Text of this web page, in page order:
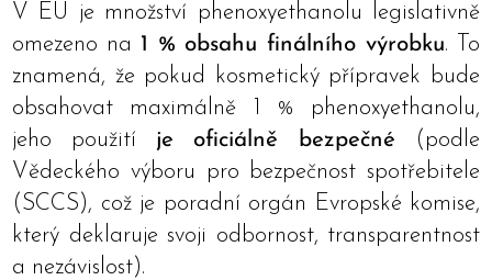
V EU je množství phenoxyethanolu legislativně
omezeno na 1 % obsahu finálního výrobku. To
znamená, že pokud kosmetický přípravek bude
obsahovat maximálně 1 % phenoxyethanolu,
jeho použití je oficiálně bezpečné (podle
Vědeckého výboru pro bezpečnost spotřebitele
(SCCS), což je poradní orgán Evropské komise,
který deklaruje svoji odbornost, transparentnost
a nezávislost).